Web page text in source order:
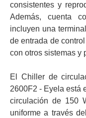
consistentes y
Además, cuenta
incluyen una
de entrada de
con otros sistemas y
El Chiller de
2600F2 - Eyela está
circulación de 150
uniforme a través